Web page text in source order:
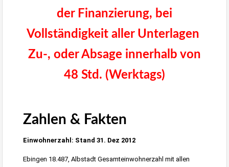
der Finanzierung, bei
Vollständigkeit aller Unterlagen
Zu-, oder Absage innerhalb von
48 Std. (Werktags)
Zahlen & Fakten
Einwohnerzahl: Stand 31. Dez 2012
Ebingen 18.487, Albstadt Gesamteinwohnerzahl mit allen